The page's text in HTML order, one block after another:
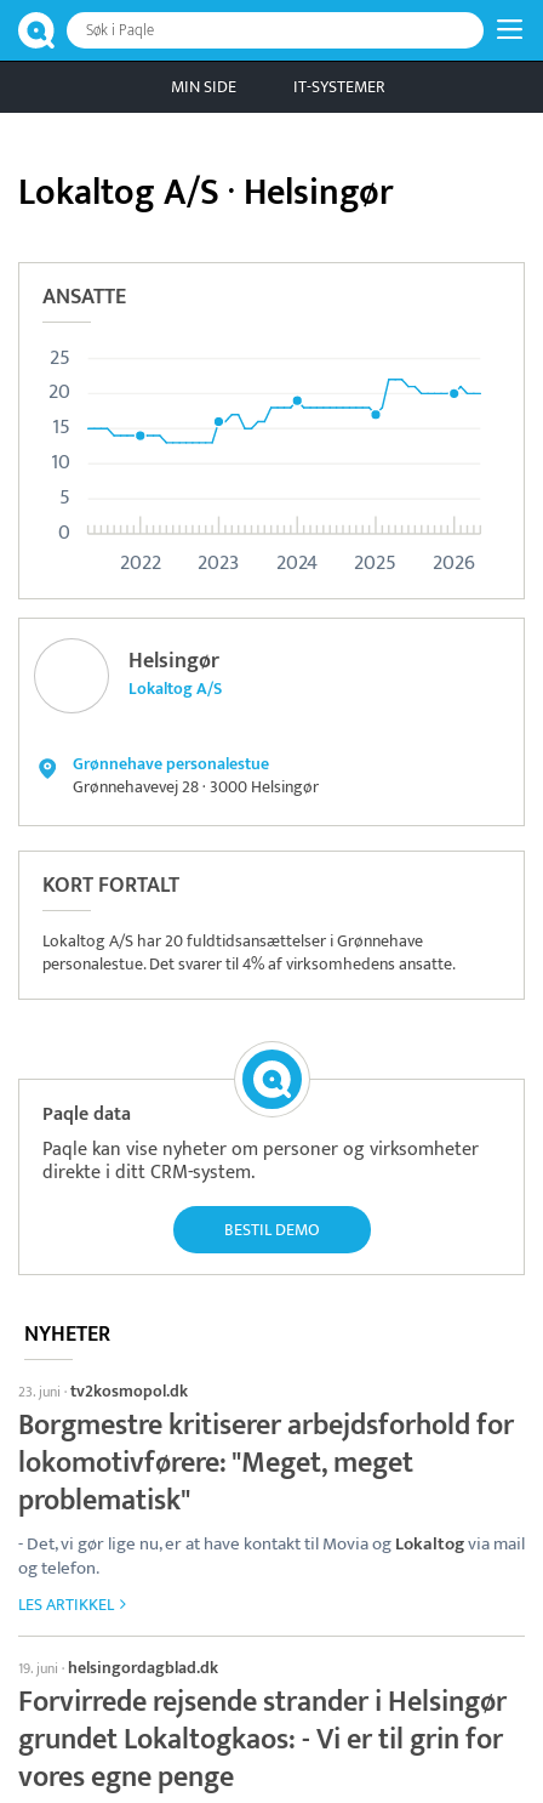
Søk i Paqle
MIN SIDE IT-SYSTEMER
Lokaltog A/S · Helsingør
ANSATTE
2022 2023 2024 2025 2026
0
5
10
15
20
25
Helsingør
Lokaltog A/S
Grønnehave personalestue
Grønnehavevej 28 · 3000 Helsingør
KORT FORTALT
Lokaltog A/S har 20 fuldtidsansættelser i Grønnehave
personalestue. Det svarer til 4% af virksomhedens ansatte.
Paqle data
Paqle kan vise nyheter om personer og virksomheter
direkte i ditt CRM-system.
BESTIL DEMO
NYHETER
23. juni ·tv2kosmopol.dk
Borgmestre kritiserer arbejdsforhold for
lokomotivførere: "Meget, meget
problematisk"
- Det, vi gør lige nu, er at have kontakt til Movia ogLokaltogvia mail
og telefon.
LES ARTIKKEL
19. juni · helsingordagblad.dk
Forvirrede rejsende strander i Helsingør
grundet Lokaltogkaos: - Vi er til grin for
vores egne penge